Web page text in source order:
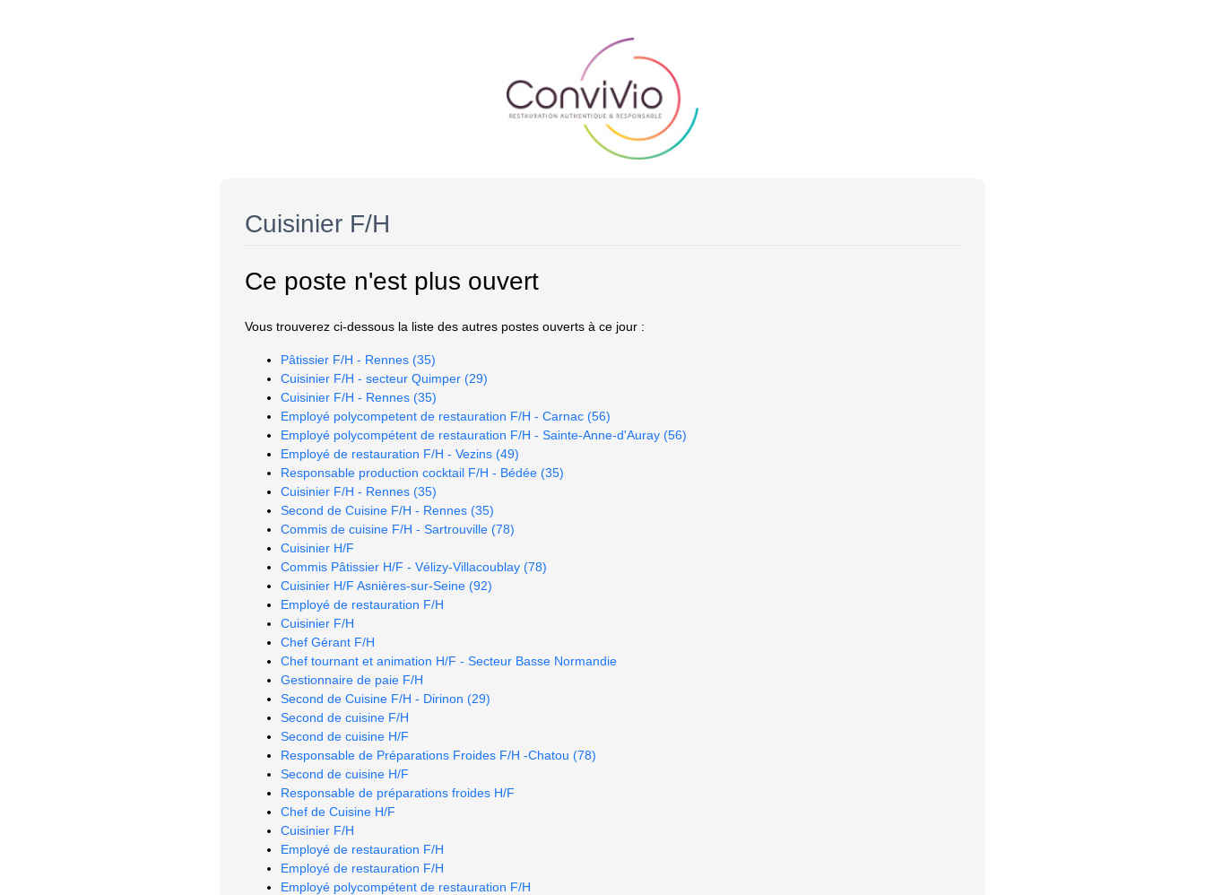
Cuisinier F/H
Ce poste n'est plus ouvert
Vous trouverez ci-dessous la liste des autres postes ouverts à ce jour :
Pâtissier F/H - Rennes (35)
Cuisinier F/H - secteur Quimper (29)
Cuisinier F/H - Rennes (35)
Employé polycompetent de restauration F/H - Carnac (56)
Employé polycompétent de restauration F/H - Sainte-Anne-d'Auray (56)
Employé de restauration F/H - Vezins (49)
Responsable production cocktail F/H - Bédée (35)
Cuisinier F/H - Rennes (35)
Second de Cuisine F/H - Rennes (35)
Commis de cuisine F/H - Sartrouville (78)
Cuisinier H/F
Commis Pâtissier H/F - Vélizy-Villacoublay (78)
Cuisinier H/F Asnières-sur-Seine (92)
Employé de restauration F/H
Cuisinier F/H
Chef Gérant F/H
Chef tournant et animation H/F - Secteur Basse Normandie
Gestionnaire de paie F/H
Second de Cuisine F/H - Dirinon (29)
Second de cuisine F/H
Second de cuisine H/F
Responsable de Préparations Froides F/H -Chatou (78)
Second de cuisine H/F
Responsable de préparations froides H/F
Chef de Cuisine H/F
Cuisinier F/H
Employé de restauration F/H
Employé de restauration F/H
Employé polycompétent de restauration F/H